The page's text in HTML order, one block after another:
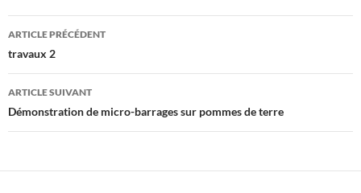
Navigation
des
articles
ARTICLE PRÉCÉDENT
travaux 2
ARTICLE SUIVANT
Démonstration de micro-barrages sur pommes de terre